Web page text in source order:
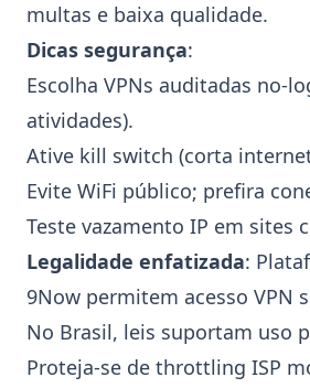
multas e baixa qualidade.
Dicas segurança:
Escolha VPNs auditadas no-
atividades).
Ative kill switch (corta
Evite WiFi público; prefira
Teste vazamento IP em sites
Legalidade enfatizada:
9Now permitem acesso VPN
No Brasil, leis suportam uso
Proteja-se de throttling ISP